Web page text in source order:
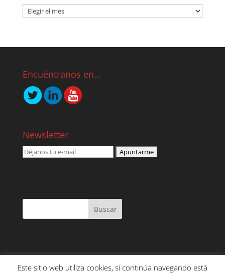
Encuéntranos en…
Newsletter
Este sitio web utiliza cookies, si continúa navegando está